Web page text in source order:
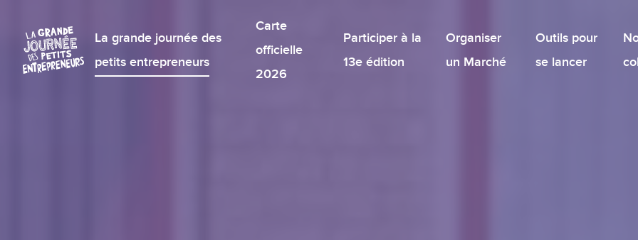
La grande journée des
petits entrepreneurs
Carte
officielle
2026
Participer à la
13e édition
Organiser
un Marché
Outils pour
se lancer